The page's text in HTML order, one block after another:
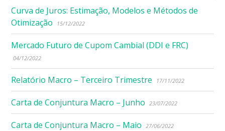
Curva de Juros: Estimação, Modelos e Métodos de
Otimização
15/12/2022
Mercado Futuro de Cupom Cambial (DDI e FRC)
04/12/2022
Relatório Macro – Terceiro Trimestre 17/11/2022
Carta de Conjuntura Macro – Junho 23/07/2022
Carta de Conjuntura Macro – Maio 27/06/2022